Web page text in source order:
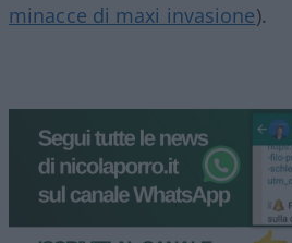
minacce di maxi invasione).